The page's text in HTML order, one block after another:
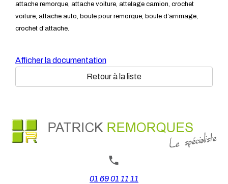
attache remorque, attache voiture, attelage camion, crochet
voiture, attache auto, boule pour remorque, boule d’arrimage,
crochet d’attache.
Afficher la documentation
Retour à la liste
01 69 01 11 11